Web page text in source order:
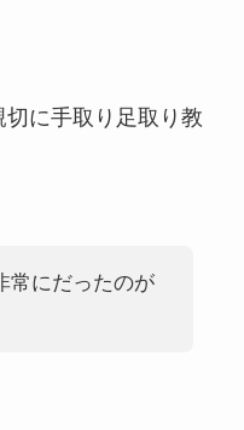
に手取り足取り教
常にだったのが